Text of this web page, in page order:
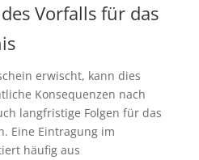
Vorfalls für das
erwischt, kann dies
Konsequenzen nach
langfristige Folgen für das
Eine Eintragung im
häufig aus